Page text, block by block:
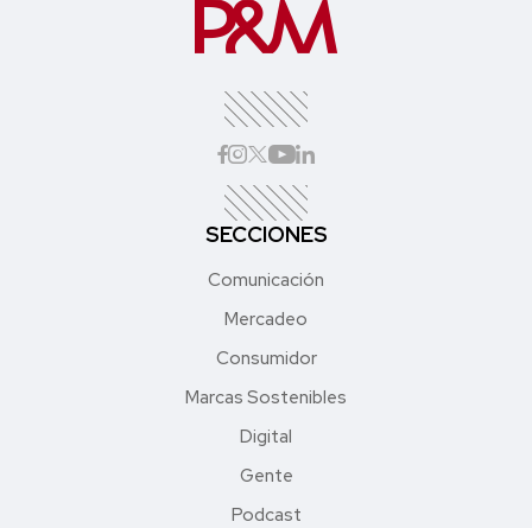
SECCIONES
Comunicación
Mercadeo
Consumidor
Marcas Sostenibles
Digital
Gente
Podcast